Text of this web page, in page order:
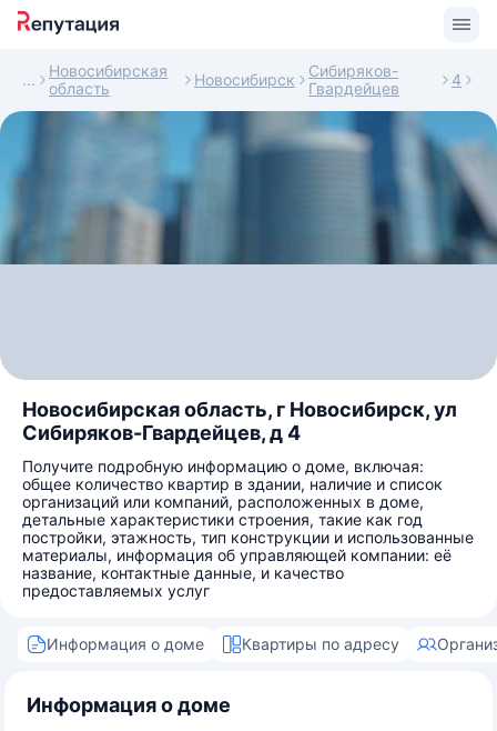
Новосибирская
область
Новосибирск
Сибиряков-
Гвардейцев
4
Новосибирская область, г Новосибирск, ул
Сибиряков-Гвардейцев, д 4
Получите подробную информацию о доме, включая:
общее количество квартир в здании, наличие и список
организаций или компаний, расположенных в доме,
детальные характеристики строения, такие как год
постройки, этажность, тип конструкции и использованные
материалы, информация об управляющей компании: её
название, контактные данные, и качество
предоставляемых услуг
Информация о доме Квартиры по адресу
Информация о доме